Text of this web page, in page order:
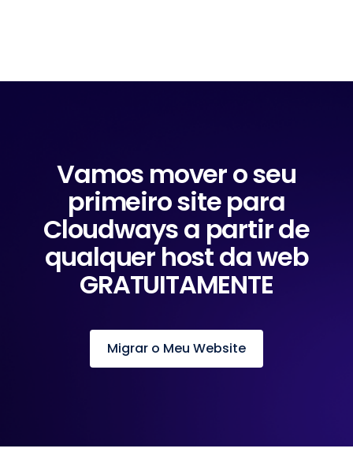
Vamos mover o seu
primeiro site para
Cloudways a partir de
qualquer host da web
GRATUITAMENTE
Migrar o Meu Website